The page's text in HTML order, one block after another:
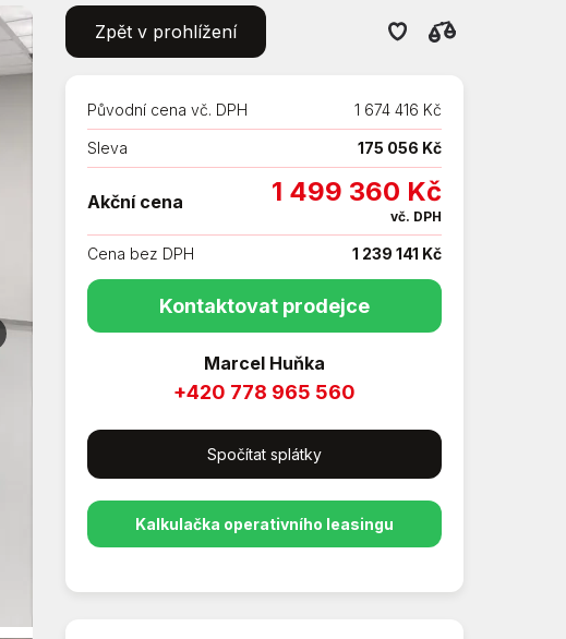
Zpět v prohlížení
Původní cena vč. DPH 1 674 416 Kč
Sleva 175 056 Kč
Akční cena 1 499 360 Kč
vč. DPH
Cena bez DPH 1 239 141 Kč
Kontaktovat prodejce
Marcel Huňka
+420 778 965 560
Spočítat splátky
Kalkulačka operativního leasingu